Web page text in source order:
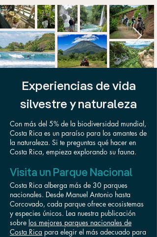
Experiencias de vida
silvestre y naturaleza
Con más del 5% de la biodiversidad mundial,
Costa Rica es un paraíso para los amantes de
la naturaleza. Si te preguntas qué hacer en
Costa Rica, empieza explorando su fauna.
Visita un Parque Nacional
Costa Rica alberga más de 30 parques
nacionales. Desde Manuel Antonio hasta
Corcovado, cada parque ofrece ecosistemas
y especies únicos. Lea nuestra publicación
sobre los mejores parques nacionales de
Costa Rica para elegir el más adecuado para